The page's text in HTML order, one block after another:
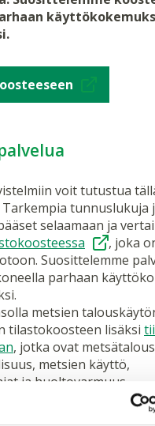
voit tutustua
tunnuslukuja
selaamaan ja
, joka
Suosittelemme
parhaan
metsien
tilastokoosteen lisäksi
, jotka ovat
metsien käyttö,
ja huoltovarmuus.
monipuolinen
voit valita